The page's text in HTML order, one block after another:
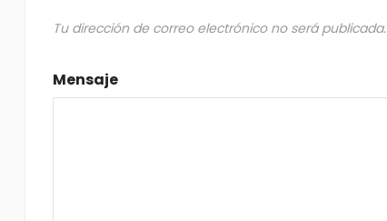
Tu dirección de correo electrónico no será publicada.
Mensaje